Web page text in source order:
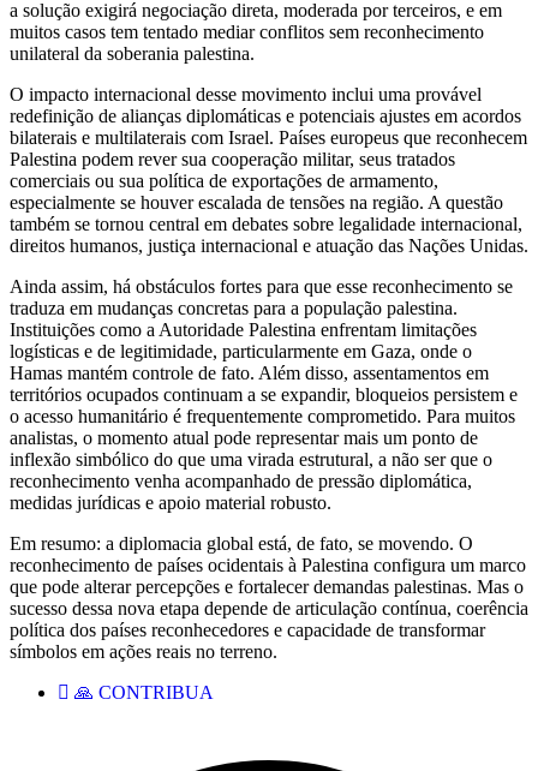
a solução exigirá negociação direta, moderada por terceiros, e em
muitos casos tem tentado mediar conflitos sem reconhecimento
unilateral da soberania palestina.
O impacto internacional desse movimento inclui uma provável
redefinição de alianças diplomáticas e potenciais ajustes em acordos
bilaterais e multilaterais com Israel. Países europeus que reconhecem
Palestina podem rever sua cooperação militar, seus tratados
comerciais ou sua política de exportações de armamento,
especialmente se houver escalada de tensões na região. A questão
também se tornou central em debates sobre legalidade internacional,
direitos humanos, justiça internacional e atuação das Nações Unidas.
Ainda assim, há obstáculos fortes para que esse reconhecimento se
traduza em mudanças concretas para a população palestina.
Instituições como a Autoridade Palestina enfrentam limitações
logísticas e de legitimidade, particularmente em Gaza, onde o
Hamas mantém controle de fato. Além disso, assentamentos em
territórios ocupados continuam a se expandir, bloqueios persistem e
o acesso humanitário é frequentemente comprometido. Para muitos
analistas, o momento atual pode representar mais um ponto de
inflexão simbólico do que uma virada estrutural, a não ser que o
reconhecimento venha acompanhado de pressão diplomática,
medidas jurídicas e apoio material robusto.
Em resumo: a diplomacia global está, de fato, se movendo. O
reconhecimento de países ocidentais à Palestina configura um marco
que pode alterar percepções e fortalecer demandas palestinas. Mas o
sucesso dessa nova etapa depende de articulação contínua, coerência
política dos países reconhecedores e capacidade de transformar
símbolos em ações reais no terreno.
🙏 CONTRIBUA